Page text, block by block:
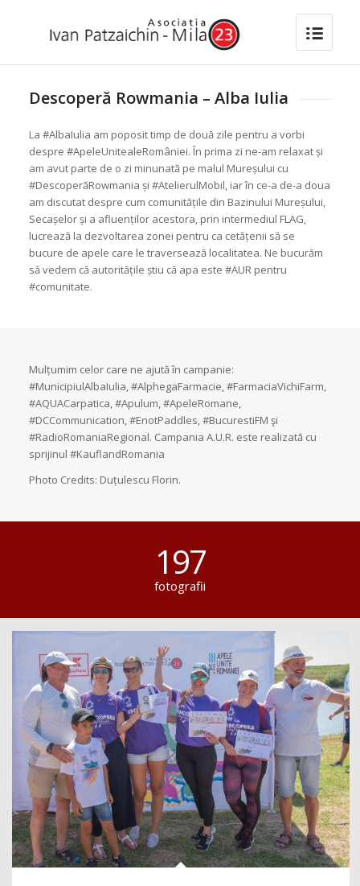
Descoperă Rowmania – Alba Iulia
La #AlbaIulia am poposit timp de două zile pentru a vorbi
despre #ApeleUnitealeRomâniei. În prima zi ne-am relaxat și
am avut parte de o zi minunată pe malul Mureșului cu
#DescoperăRowmania și #AtelierulMobil, iar în ce-a de-a doua
am discutat despre cum comunitățile din Bazinului Mureșului,
Secașelor și a afluenților acestora, prin intermediul FLAG,
lucrează la dezvoltarea zonei pentru ca cetățenii să se
bucure de apele care le traversează localitatea. Ne bucurăm
să vedem că autoritățile știu că apa este #AUR pentru
#comunitate.
Mulțumim celor care ne ajută în campanie:
#MunicipiulAlbaIulia, #AlphegaFarmacie, #FarmaciaVichiFarm,
#AQUACarpatica, #Apulum, #ApeleRomane,
#DCCommunication, #EnotPaddles, #BucurestiFM şi
#RadioRomaniaRegional. Campania A.U.R. este realizată cu
sprijinul #KauflandRomania
Photo Credits: Duțulescu Florin.
197
fotografii